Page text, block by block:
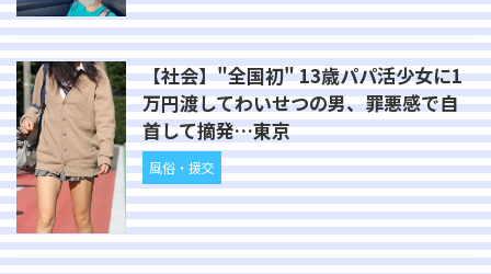
【社会】"全国初" 13歳パパ活少女に1
万円渡してわいせつの男、罪悪感で自
首して摘発…東京
風俗・援交